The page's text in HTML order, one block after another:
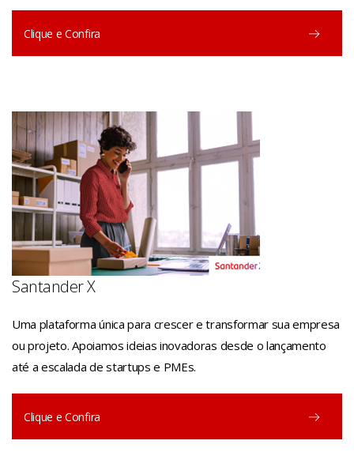
Clique e Confira
Santander X
Uma plataforma única para crescer e transformar sua empresa
ou projeto. Apoiamos ideias inovadoras desde o lançamento
até a escalada de startups e PMEs.
Clique e Confira